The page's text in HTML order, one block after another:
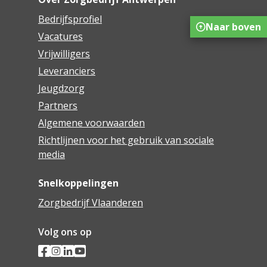
Bedrijfsprofiel
Vacatures
Vrijwilligers
Leveranciers
Jeugdzorg
Partners
Algemene voorwaarden
Richtlijnen voor het gebruik van sociale
media
Snelkoppelingen
Zorgbedrijf Vlaanderen
Volg ons op
Naar boven